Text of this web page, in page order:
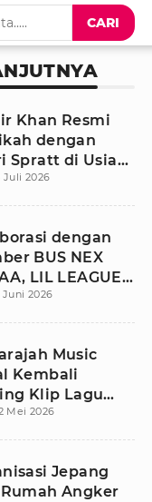
CARI
Khan Resmi
dengan
Spratt di Usia
Momen
Juli 2026
dengan
BUS NEX
LIL LEAGUE
Musim
Juni 2026
Music
Kembali
Klip Lagu
di Bali
Mei 2026
Jepang
Angker